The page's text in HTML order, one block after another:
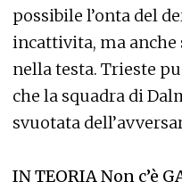
possibile l’onta del
incattivita, ma
nella testa. Trieste
che la squadra di
svuotata
IN TEORIA Non c’è